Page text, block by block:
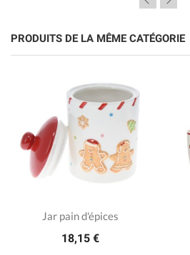
PRODUITS DE LA MÊME CATÉGORIE
Jar pain d'épices
18,15 €